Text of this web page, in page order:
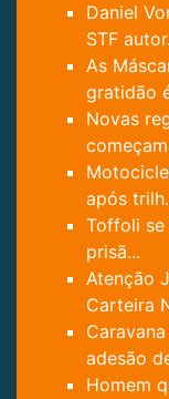
Daniel
STF
As
gratidão
Novas
após
Toffoli
prisã...
Atenção
Carteira
adesão
Homem